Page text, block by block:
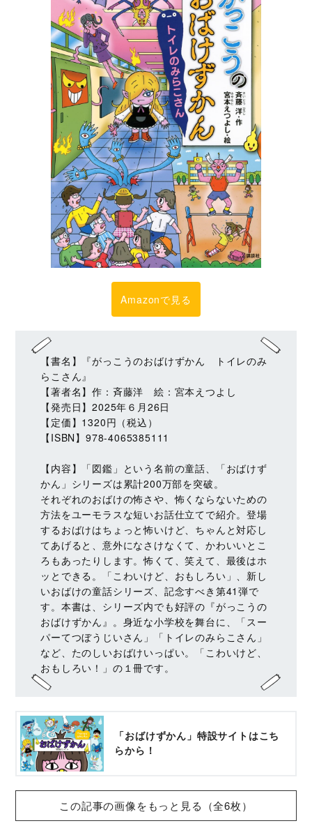
Amazonで見る
【書名】『がっこうのおばけずかん トイレのみ
らこさん』
【著者名】作：斉藤洋 絵：宮本えつよし
【発売日】2025年６月26日
【定価】1320円（税込）
【ISBN】978-4065385111
【内容】「図鑑」という名前の童話、「おばけず
かん」シリーズは累計200万部を突破。
それぞれのおばけの怖さや、怖くならないための
方法をユーモラスな短いお話仕立てで紹介。登場
するおばけはちょっと怖いけど、ちゃんと対応し
てあげると、意外になさけなくて、かわいいとこ
ろもあったりします。怖くて、笑えて、最後はホ
ッとできる。「こわいけど、おもしろい」、新し
いおばけの童話シリーズ、記念すべき第41弾で
す。本書は、シリーズ内でも好評の『がっこうの
おばけずかん』。身近な小学校を舞台に、「スー
パーてつぼうじいさん」「トイレのみらこさん」
など、たのしいおばけいっぱい。「こわいけど、
おもしろい！」の１冊です。
「おばけずかん」特設サイトはこち
らから！
この記事の画像をもっと見る（全6枚）